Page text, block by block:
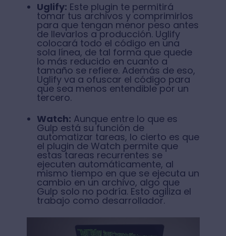
Uglify: Este plugin te permitirá
tomar tus archivos y comprimirlos
para que tengan menor peso antes
de llevarlos a producción. Uglify
colocará todo el código en una
sola línea, de tal forma que quede
lo más reducido en cuanto a
tamaño se refiere. Además de eso,
Uglify va a ofuscar el código para
que sea menos entendible por un
tercero.
Watch: Aunque entre lo que es
Gulp está su función de
automatizar tareas, lo cierto es que
el plugin de Watch permite que
estas tareas recurrentes se
ejecuten automáticamente, al
mismo tiempo en que se ejecuta un
cambio en un archivo, algo que
Gulp solo no podría. Esto agiliza el
trabajo como desarrollador.